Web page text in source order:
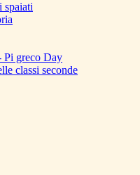
spaiati
Pi greco Day
classi seconde